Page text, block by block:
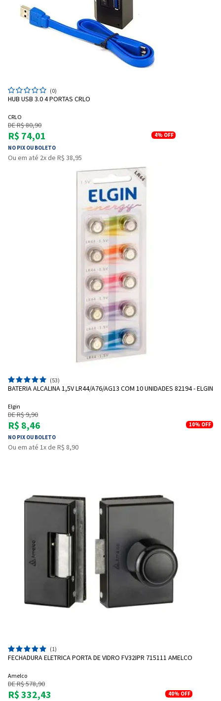
Entendi
(0)
HUB USB 3.0 4 PORTAS CRLO
CRLO
DE R$ 80,90
R$ 74,01
NO PIX OU BOLETO
4% OFF
Ou em até 2x de R$ 38,95
(53)
BATERIA ALCALINA 1,5V LR44/A76/AG13 COM 10 UNIDADES 82194 - ELGIN
Elgin
DE R$ 9,90
R$ 8,46
NO PIX OU BOLETO
10% OFF
Ou em até 1x de R$ 8,90
(1)
FECHADURA ELETRICA PORTA DE VIDRO FV32IPR 715111 AMELCO
Amelco
DE R$ 578,90
R$ 332,43 40% OFF